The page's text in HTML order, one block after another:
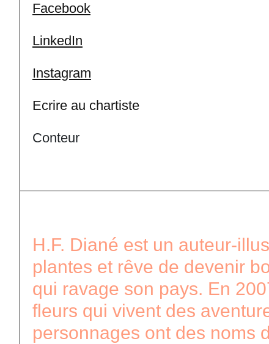
Facebook
LinkedIn
Instagram
Ecrire au chartiste
Conteur
H.F. Diané est un auteur-
plantes et rêve de devenir
qui ravage son pays. En
fleurs qui vivent des
personnages ont des noms